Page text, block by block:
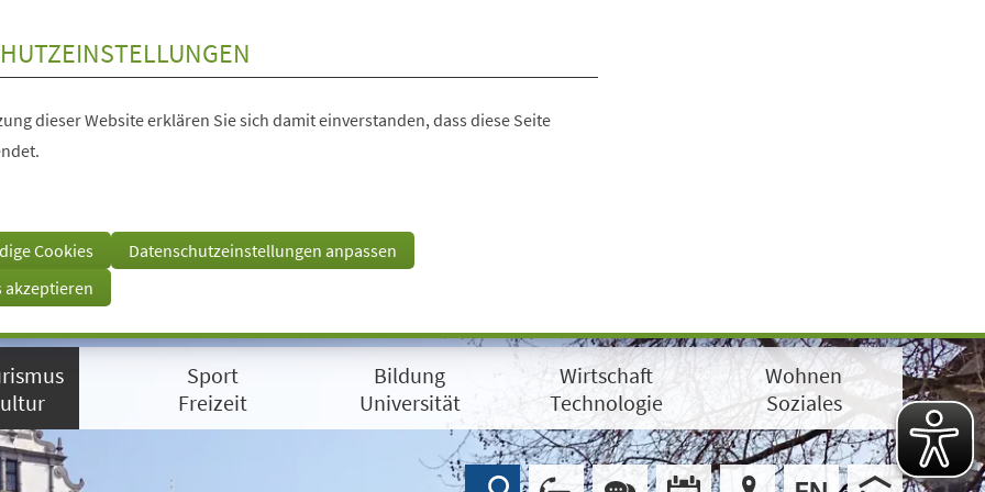
dieser Website erklären Sie sich damit einverstanden, dass diese Seite
Cookies
Datenschutzeinstellungen anpassen
akzeptieren
Sport
Freizeit
Bildung
Universität
Wirtschaft
Technologie
Wohnen
Soziales